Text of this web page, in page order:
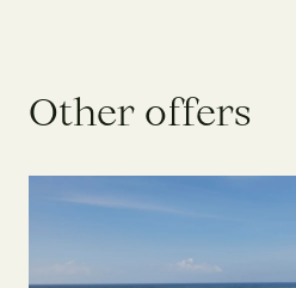
Other offers